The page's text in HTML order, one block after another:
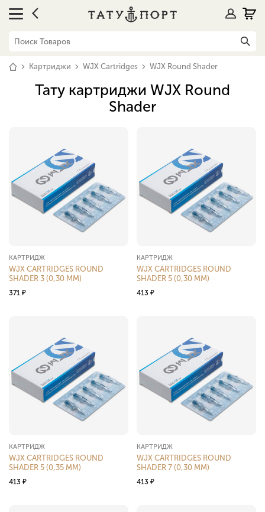
Картриджи WJX Cartridges WJX Round Shader
Тату картриджи WJX Round
Shader
КАРТРИДЖ
WJX CARTRIDGES ROUND
SHADER 3 (0,30 ММ)
371 ₽
КАРТРИДЖ
WJX CARTRIDGES ROUND
SHADER 5 (0,30 ММ)
413 ₽
КАРТРИДЖ
WJX CARTRIDGES ROUND
SHADER 5 (0,35 ММ)
413 ₽
КАРТРИДЖ
WJX CARTRIDGES ROUND
SHADER 7 (0,30 ММ)
413 ₽